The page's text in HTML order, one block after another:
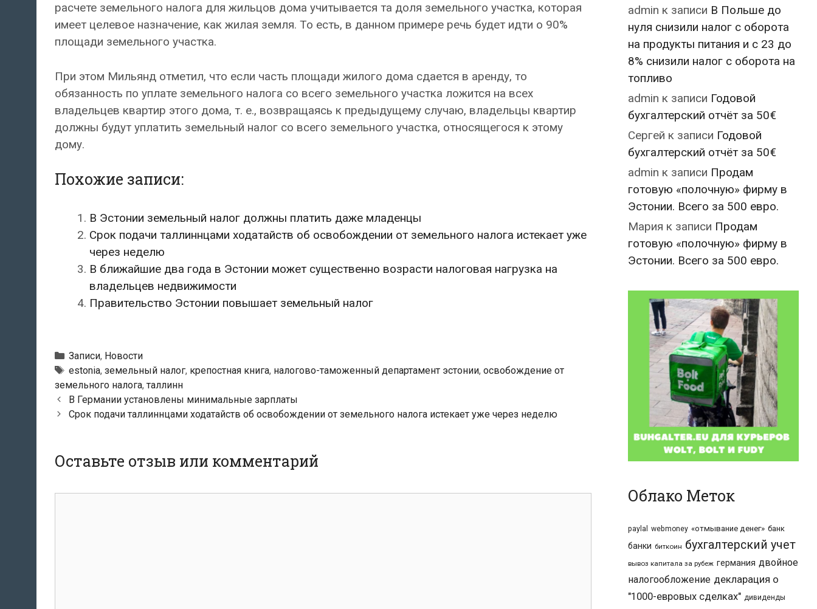
расчете земельного налога для жильцов дома учитывается та доля земельного участка, которая
имеет целевое назначение, как жилая земля. То есть, в данном примере речь будет идти о 90%
площади земельного участка.
При этом Мильянд отметил, что если часть площади жилого дома сдается в аренду, то
обязанность по уплате земельного налога со всего земельного участка ложится на всех
владельцев квартир этого дома, т. е., возвращаясь к предыдущему случаю, владельцы квартир
должны будут уплатить земельный налог со всего земельного участка, относящегося к этому
дому.
Похожие записи:
В Эстонии земельный налог должны платить даже младенцы
Срок подачи таллиннцами ходатайств об освобождении от земельного налога истекает уже
через неделю
В ближайшие два года в Эстонии может существенно возрасти налоговая нагрузка на
владельцев недвижимости
Правительство Эстонии повышает земельный налог
Рубрики
Записи, Новости
Метки
estonia, земельный налог, крепостная книга, налогово-таможенный департамент эстонии, освобождение от
земельного налога,таллинн
Навигация
по
В Германии установлены минимальные зарплаты
Срок подачи таллиннцами ходатайств об освобождении от земельного налога истекает уже через неделю
Оставьте отзыв или комментарий
admin к записи В Польше до
нуля снизили налог с оборота
на продукты питания и с 23 до
8% снизили налог с оборота на
топливо
admin к записи Годовой
бухгалтерский отчёт за 50€
Сергей к записи Годовой
бухгалтерский отчёт за 50€
admin к записи Продам
готовую «полочную» фирму в
Эстонии. Всего за 500 евро.
Мария к записи Продам
готовую «полочную» фирму в
Эстонии. Всего за 500 евро.
Облако Меток
paylal webmoney «отмывание денег» банк
банки биткоин бухгалтерский учет
вывоз капитала за рубеж германия двойное
налогообложение декларация о
"1000-евровых сделках" дивиденды